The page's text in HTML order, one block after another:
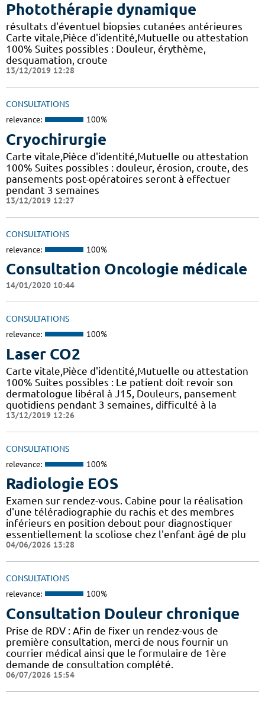
Photothérapie dynamique
résultats d'éventuel biopsies cutanées antérieures
Carte vitale,Pièce d'identité,Mutuelle ou attestation
100% Suites possibles : Douleur, érythème,
desquamation, croute
13/12/2019 12:28
CONSULTATIONS
relevance: 100%
Cryochirurgie
Carte vitale,Pièce d'identité,Mutuelle ou attestation
100% Suites possibles : douleur, érosion, croute, des
pansements post-opératoires seront à effectuer
pendant 3 semaines
13/12/2019 12:27
CONSULTATIONS
relevance: 100%
Consultation Oncologie médicale
14/01/2020 10:44
CONSULTATIONS
relevance: 100%
Laser CO2
Carte vitale,Pièce d'identité,Mutuelle ou attestation
100% Suites possibles : Le patient doit revoir son
dermatologue libéral à J15, Douleurs, pansement
quotidiens pendant 3 semaines, difficulté à la
13/12/2019 12:26
CONSULTATIONS
relevance: 100%
Radiologie EOS
Examen sur rendez-vous. Cabine pour la réalisation
d'une téléradiographie du rachis et des membres
inférieurs en position debout pour diagnostiquer
essentiellement la scoliose chez l'enfant âgé de plu
04/06/2026 13:28
CONSULTATIONS
relevance: 100%
Consultation Douleur chronique
Prise de RDV : Afin de fixer un rendez-vous de
première consultation, merci de nous fournir un
courrier médical ainsi que le formulaire de 1ère
demande de consultation complété.
06/07/2026 15:54